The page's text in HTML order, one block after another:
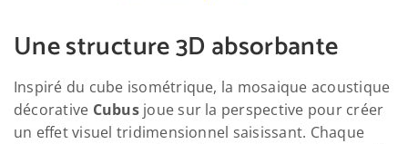
Une structure 3D absorbante
Inspiré du cube isométrique, la mosaique acoustique
décorative Cubusjoue sur la perspective pour créer
un effet visuel tridimensionnel saisissant. Chaque